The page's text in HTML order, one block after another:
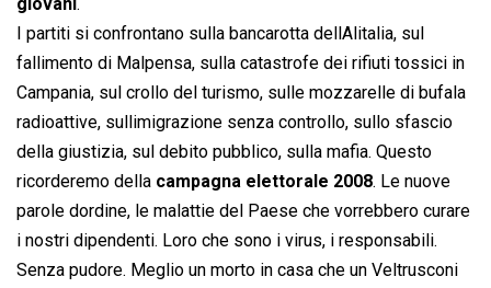
giovani .
I partiti si confrontano sulla bancarotta dellAlitalia, sul
fallimento di Malpensa, sulla catastrofe dei rifiuti tossici in
Campania, sul crollo del turismo, sulle mozzarelle di bufala
radioattive, sullimigrazione senza controllo, sullo sfascio
della giustizia, sul debito pubblico, sulla mafia. Questo
ricorderemo della campagna elettorale 2008. Le nuove
parole dordine, le malattie del Paese che vorrebbero curare
i nostri dipendenti. Loro che sono i virus, i responsabili.
Senza pudore. Meglio un morto in casa che un Veltrusconi